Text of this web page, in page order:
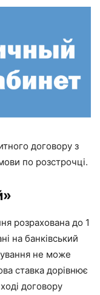
договору з
по розстрочці.
розрахована до 1
на банківський
не може
ставка дорівнює
договору